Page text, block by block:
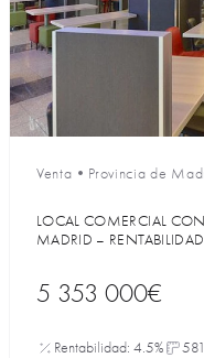
Venta • Provincia de
LOCAL COMERCIAL
MADRID –
5 353 000€
Rentabilidad: 4.5%